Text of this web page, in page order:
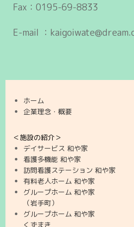
Fax：0195-69-8833
E-mail ：
ホーム
企業理念・概要
＜施設の紹介＞
デイサービス 和や家
看護多機能 和や家
訪問看護ステーション 和や家
有料老人ホーム 和や家
グループホーム 和や家
（岩手町）
グループホーム 和や家
くずまき